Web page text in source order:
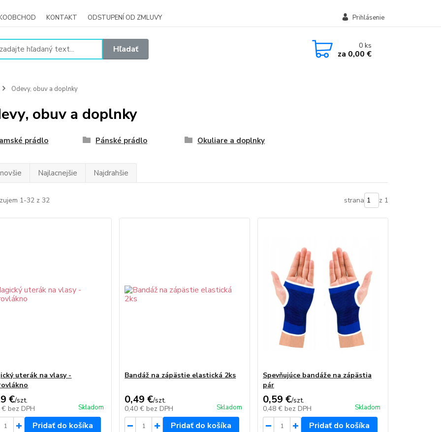
KONTAKT ODSTUPENÍ OD ZMLUVY Prihlásenie
Hľadať 0ks
za 0,00 €
Odevy, obuv a doplnky
obuv a doplnky
prádlo Pánské prádlo Okuliare a doplnky
Najlacnejšie Najdrahšie
1-32 z 32 strana z 1
uterák na vlasy -
€/szt.
€ bez DPH Skladom
Pridať do košíka
Bandáž na zápästie elastická 2ks
0,49 €/szt.
0,40 € bez DPH Skladom
Pridať do košíka
Spevňujúce bandáže na zápästia
pár
0,59 €/szt.
0,48 € bez DPH Skladom
Pridať do košíka